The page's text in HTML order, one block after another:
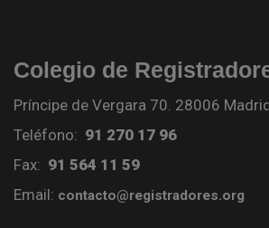
Colegio de
Príncipe de Vergara 70. 28006
Teléfono: 91 270 17 96
Fax: 91 564 11 59
Email: contacto@registradores.org